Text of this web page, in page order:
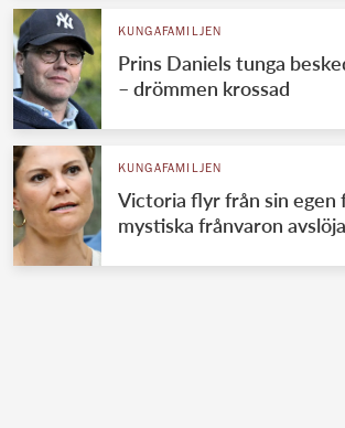
KUNGAFAMILJEN
Prins Daniels tunga
– drömmen krossad
KUNGAFAMILJEN
Victoria flyr från sin egen
mystiska frånvaron